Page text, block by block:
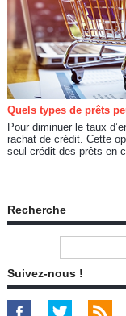
Quels types de prêts
Pour diminuer le taux
rachat de crédit. Cette
seul crédit des prêts en
Recherche
Suivez-nous !